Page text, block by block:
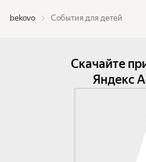
bekovo События для детей
Скачайте
Яндекс